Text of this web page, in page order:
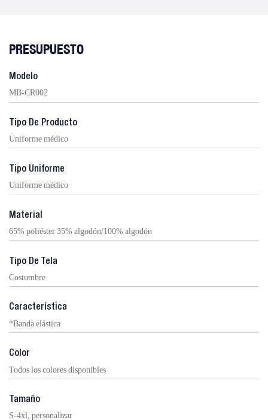
PRESUPUESTO
Modelo
MB-CR002
Tipo De Producto
Uniforme médico
Tipo Uniforme
Uniforme médico
Material
65% poliéster 35% algodón/100% algodón
Tipo De Tela
Costumbre
Característica
*Banda elástica
Color
Todos los colores disponibles
Tamaño
S-4xl, personalizar